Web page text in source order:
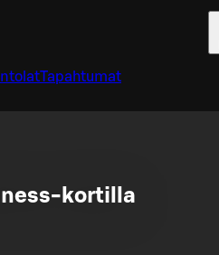
Tapahtumat
kortilla